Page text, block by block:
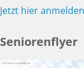
Jetzt hier anmelden
Seniorenflyer